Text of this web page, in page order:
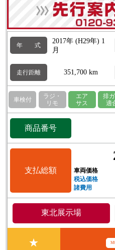
年 式
2017年 (H29年) 1
月
走行距離 351,700 km
車検付
ラジ・
リモ
エア
サス
排
適
商品番号
支払総額 車両価格
税込価格
諸費用
東北展示場
★